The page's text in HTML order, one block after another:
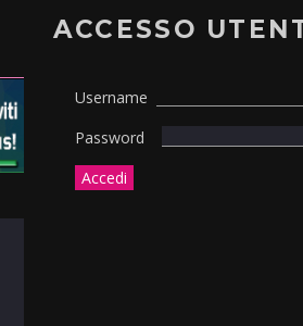
ACCESSO
Username
Password